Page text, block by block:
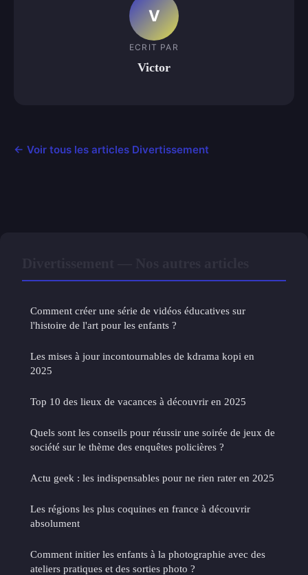
V
ECRIT PAR
Victor
← Voir tous les articles Divertissement
Comment créer une série de vidéos éducatives sur
l'histoire de l'art pour les enfants ?
Les mises à jour incontournables de kdrama kopi en
2025
Top 10 des lieux de vacances à découvrir en 2025
Quels sont les conseils pour réussir une soirée de jeux de
société sur le thème des enquêtes policières ?
Actu geek : les indispensables pour ne rien rater en 2025
Les régions les plus coquines en france à découvrir
absolument
Comment initier les enfants à la photographie avec des
ateliers pratiques et des sorties photo ?